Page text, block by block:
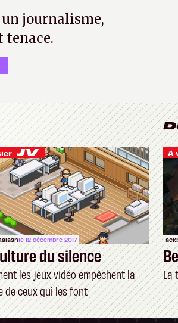
journalisme,
tenace.
le 12 décembre 2017
du silence
les jeux vidéo empêchent la
de ceux qui les font
À
La